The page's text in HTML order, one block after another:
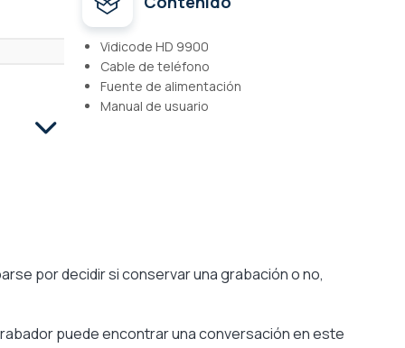
Vidicode HD 9900
Cable de teléfono
Fuente de alimentación
Manual de usuario
por decidir si conservar una grabación o no,
puede encontrar una conversación en este